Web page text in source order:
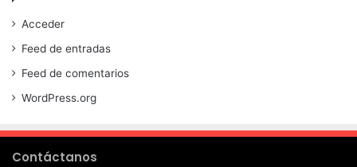
Acceder
Feed de entradas
Feed de comentarios
WordPress.org
Contáctanos